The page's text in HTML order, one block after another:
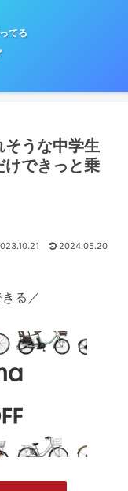
てる
そうな中学生
けできっと乗
2024.05.20
る／